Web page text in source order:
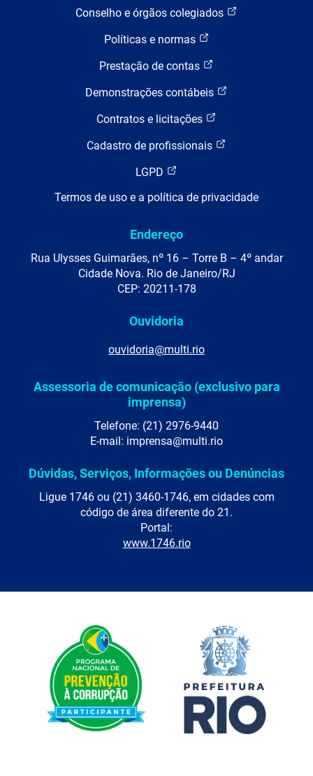
Conselho e órgãos colegiados
Políticas e normas
Prestação de contas
Demonstrações contábeis
Contratos e licitações
Cadastro de profissionais
LGPD
Termos de uso e a política de privacidade
Endereço
Rua Ulysses Guimarães, nº 16 – Torre B – 4º andar
Cidade Nova. Rio de Janeiro/RJ
CEP: 20211-178
Ouvidoria
ouvidoria@multi.rio
Assessoria de comunicação (exclusivo para
imprensa)
Telefone: (21) 2976-9440
E-mail: imprensa@multi.rio
Dúvidas, Serviços, Informações ou Denúncias
Ligue 1746 ou (21) 3460-1746, em cidades com
código de área diferente do 21.
Portal:
www.1746.rio